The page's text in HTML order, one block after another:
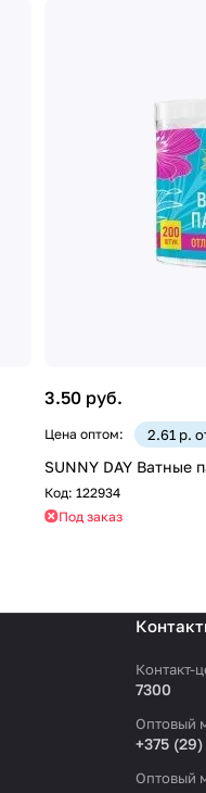
3.50 руб.
Цена оптом: 2.61 р.
SUNNY DAY Ватные
Код: 122934
Под заказ
Контакт-
7300
Оптовый
+375
Оптовый